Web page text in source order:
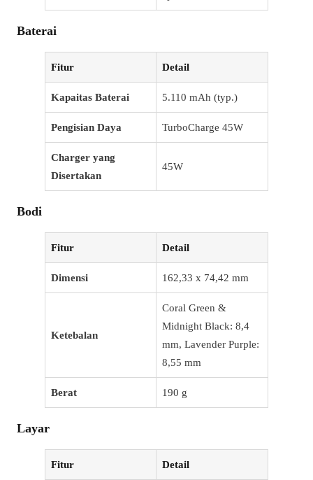
Baterai
Fitur Detail
Kapaitas Baterai 5.110 mAh (typ.)
Pengisian Daya TurboCharge 45W
Charger yang
Disertakan
45W
Bodi
Fitur Detail
Dimensi 162,33 x 74,42 mm
Ketebalan
Coral Green &
Midnight Black: 8,4
mm, Lavender Purple:
8,55 mm
Berat 190 g
Layar
Fitur Detail